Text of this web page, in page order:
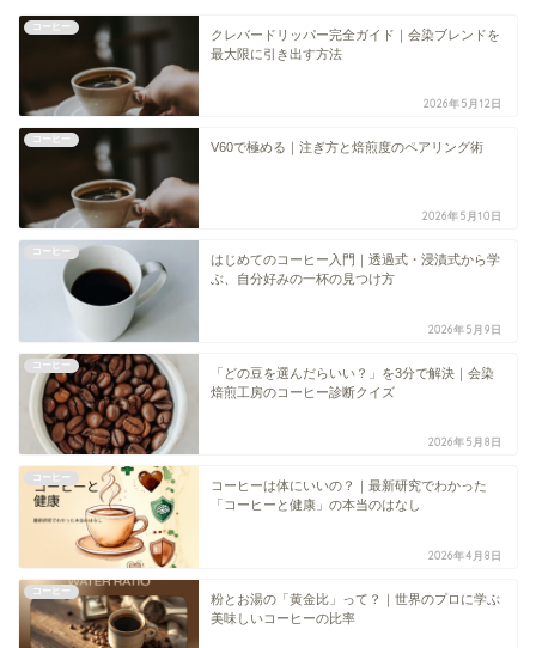
コーヒー
クレバードリッパー完全ガイド｜会染ブレンドを
最大限に引き出す方法
2026年5月12日
コーヒー
V60で極める｜注ぎ方と焙煎度のペアリング術
2026年5月10日
コーヒー
はじめてのコーヒー入門｜透過式・浸漬式から学
ぶ、自分好みの一杯の見つけ方
2026年5月9日
コーヒー
「どの豆を選んだらいい？」を3分で解決｜会染
焙煎工房のコーヒー診断クイズ
2026年5月8日
コーヒー
コーヒーは体にいいの？｜最新研究でわかった
「コーヒーと健康」の本当のはなし
2026年4月8日
コーヒー
粉とお湯の「黄金比」って？｜世界のプロに学ぶ
美味しいコーヒーの比率